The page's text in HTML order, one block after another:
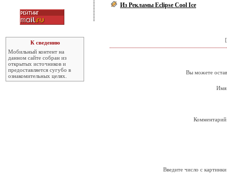
К сведению
Мобильный контент на
данном сайте собран из
открытых источников и
предоставляется сугубо в
ознакомительных целях.
Из Рекламы Eclipse Cool Ice
[
Вы можете
Введите число с